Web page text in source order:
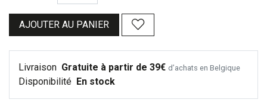
AJOUTER AU PANIER
Livraison Gratuite à partir de 39€ d’achats en Belgique
Disponibilité En stock